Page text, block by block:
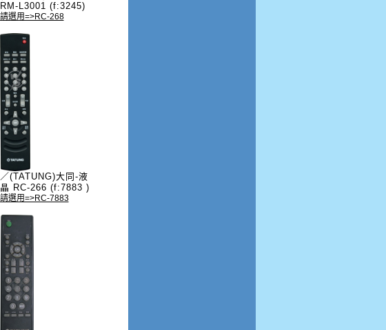
RM-L3001 (f:3245)
請選用=>RC-268
／(TATUNG)大同-液
晶 RC-266 (f:7883 )
請選用=>RC-7883